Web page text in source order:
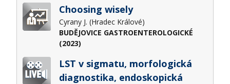
Choosing wisely
Cyrany J. (Hradec Králové)
BUDĚJOVICE GASTROENTEROLOGICKÉ
(2023)
LST v sigmatu, morfologická
diagnostika, endoskopická